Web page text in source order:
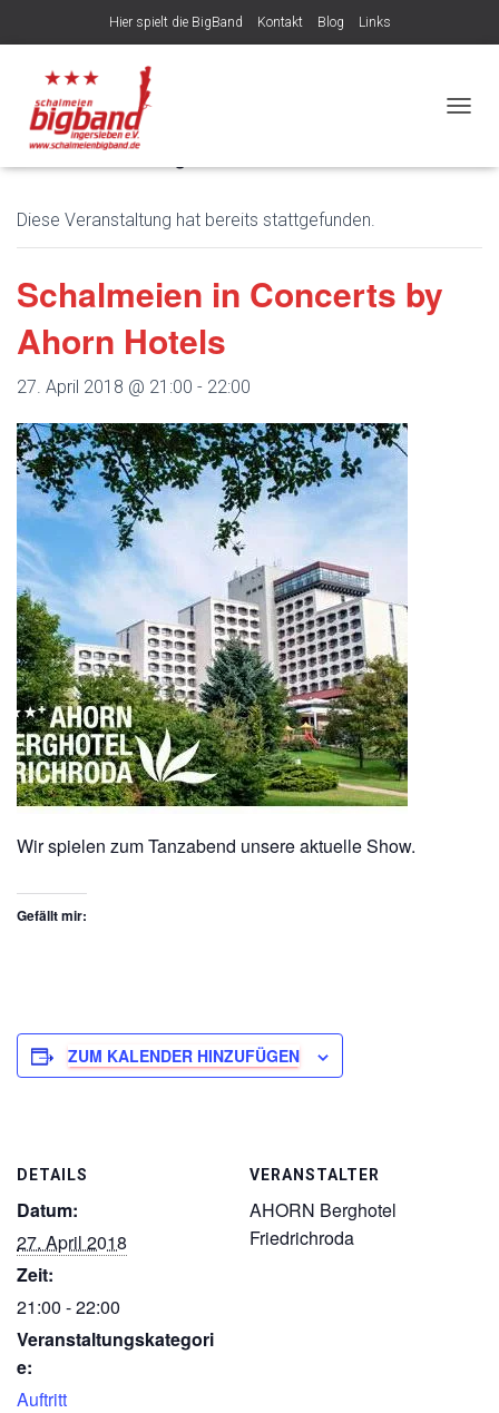
Hier spielt die BigBand Kontakt Blog Links
Veröffentlicht von
« Alle Veranstaltungen
Diese Veranstaltung hat bereits stattgefunden.
Schalmeien in Concerts by
Ahorn Hotels
27. April 2018 @ 21:00 - 22:00
Wir spielen zum Tanzabend unsere aktuelle Show.
Gefällt mir:
ZUM KALENDER HINZUFÜGEN
DETAILS
Datum:
27. April 2018
Zeit:
21:00 - 22:00
Veranstaltungskategori
e:
Auftritt
VERANSTALTER
AHORN Berghotel
Friedrichroda